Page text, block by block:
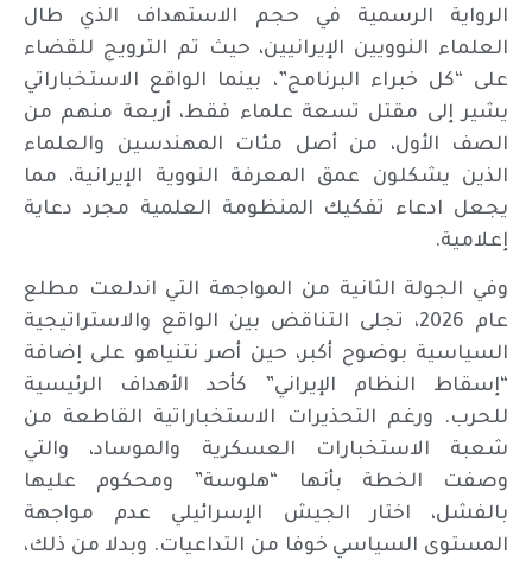
الرواية الرسمية في حجم الاستهداف الذي طال
العلماء النوويين الإيرانيين، حيث تم الترويج للقضاء
على “كل خبراء البرنامج”، بينما الواقع الاستخباراتي
يشير إلى مقتل تسعة علماء فقط، أربعة منهم من
الصف الأول، من أصل مئات المهندسين والعلماء
الذين يشكلون عمق المعرفة النووية الإيرانية، مما
يجعل ادعاء تفكيك المنظومة العلمية مجرد دعاية
إعلامية.
وفي الجولة الثانية من المواجهة التي اندلعت مطلع
عام 2026، تجلى التناقض بين الواقع والاستراتيجية
السياسية بوضوح أكبر، حين أصر نتنياهو على إضافة
“إسقاط النظام الإيراني” كأحد الأهداف الرئيسية
للحرب. ورغم التحذيرات الاستخباراتية القاطعة من
شعبة الاستخبارات العسكرية والموساد، والتي
وصفت الخطة بأنها “هلوسة” ومحكوم عليها
بالفشل، اختار الجيش الإسرائيلي عدم مواجهة
المستوى السياسي خوفا من التداعيات. وبدلا من ذلك،